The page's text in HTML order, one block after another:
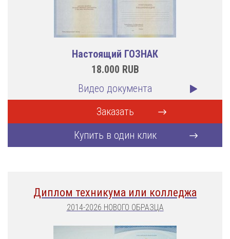
Настоящий ГОЗНАК
18.000 RUB
Видео документа
Заказать
Купить в один клик
Диплом техникума или колледжа
2014-2026 НОВОГО ОБРАЗЦА